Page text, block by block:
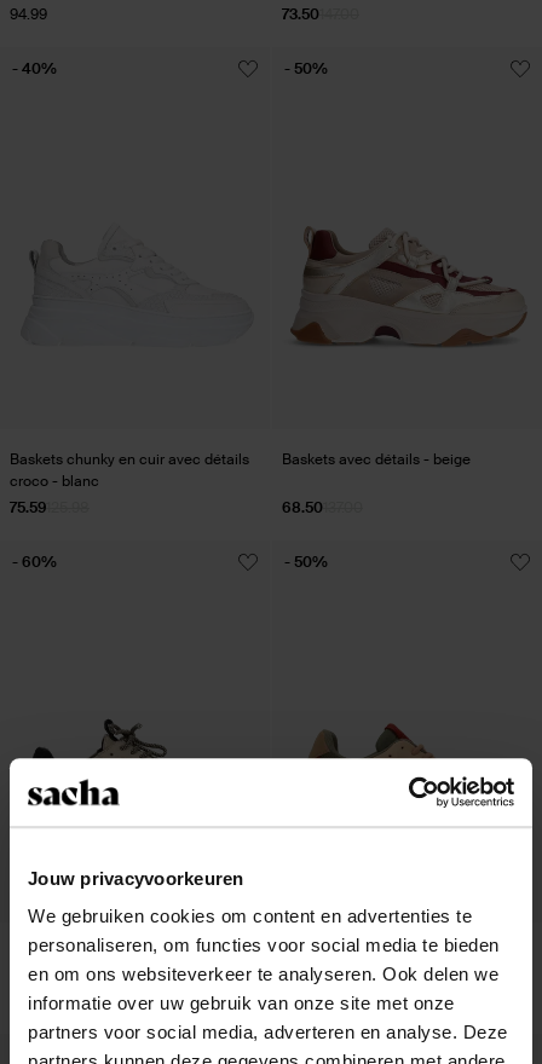
Jouw privacyvoorkeuren
We gebruiken cookies om content en advertenties te
personaliseren, om functies voor social media te bieden
en om ons websiteverkeer te analyseren. Ook delen we
informatie over uw gebruik van onze site met onze
partners voor social media, adverteren en analyse. Deze
94.99 73.50
Baskets chunky en cuir avec détails
croco - blanc
75.59
- 40%
Baskets avec détails - beige
68.50
- 50%
Baskets en daim - beige
126.00
50.40
- 60%
Baskets avec détails - vert
147.00
73.50
- 50%
- 62% - 52%